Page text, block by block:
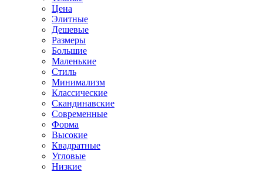
Цена
Элитные
Дешевые
Размеры
Большие
Маленькие
Стиль
Минимализм
Классические
Скандинавские
Современные
Форма
Высокие
Квадратные
Угловые
Низкие